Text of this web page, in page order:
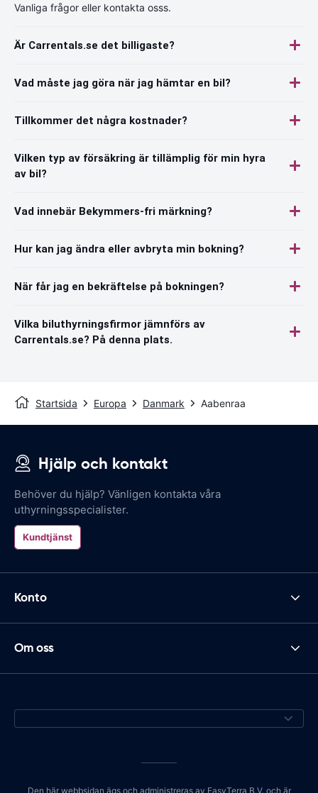
Vanliga frågor eller kontakta osss.
Är Carrentals.se det billigaste?
Vad måste jag göra när jag hämtar en bil?
Tillkommer det några kostnader?
Vilken typ av försäkring är tillämplig för min hyra
av bil?
Vad innebär Bekymmers-fri märkning?
Hur kan jag ändra eller avbryta min bokning?
När får jag en bekräftelse på bokningen?
Vilka biluthyrningsfirmor jämnförs av
Carrentals.se? På denna plats.
Startsida Europa Danmark Aabenraa
Hjälp och kontakt
Behöver du hjälp? Vänligen kontakta våra
uthyrningsspecialister.
Kundtjänst
Konto
Om oss
Den här webbsidan ägs och administreras av EasyTerra B.V. och är